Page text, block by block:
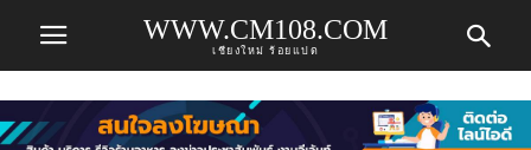
WWW.CM108.COM
เชียงใหม่ ร้อยแปด